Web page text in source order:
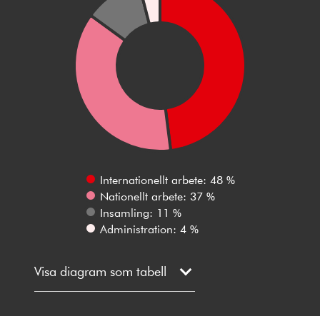
Internationellt arbete: 48 %
Nationellt arbete: 37 %
Insamling: 11 %
Administration: 4 %
Visa diagram som tabell